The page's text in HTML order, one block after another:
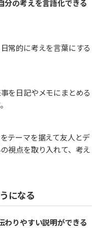
分の考えを言語化できる
常的に考えを言葉にする
を日記やメモにまとめる
テーマを据えて友人とデ
視点を取り入れて、考え
になる
わりやすい説明ができる